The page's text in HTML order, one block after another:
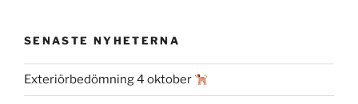
SENASTE NYHETERNA
Exteriörbedömning 4 oktober